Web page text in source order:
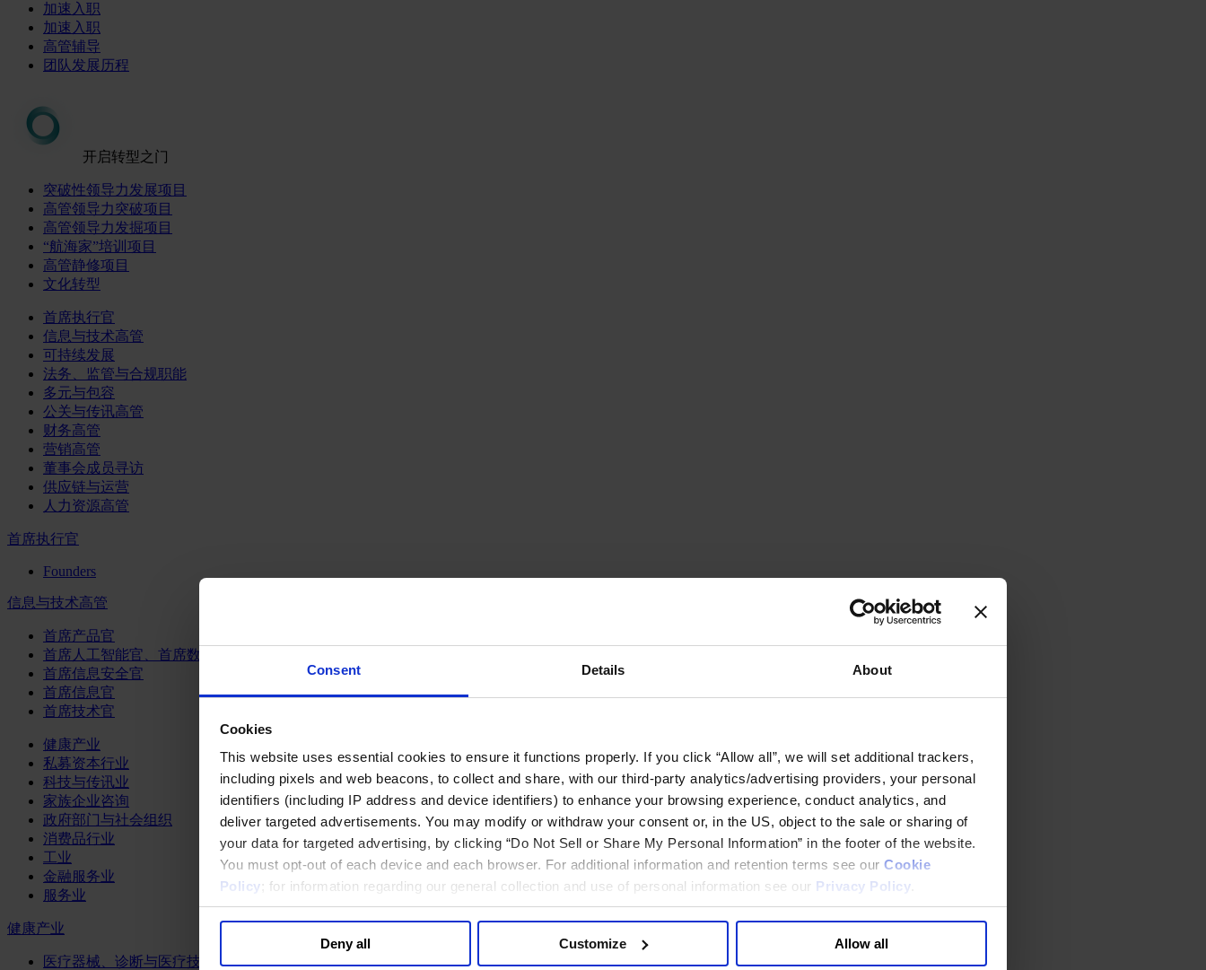
Consent Details About
Cookies
This website uses essential cookies to ensure it functions properly. If you click “Allow all”, we will set additional trackers,
including pixels and web beacons, to collect and share, with our third-party analytics/advertising providers, your personal
identifiers (including IP address and device identifiers) to enhance your browsing experience, conduct analytics, and
deliver targeted advertisements. You may modify or withdraw your consent or, in the US, object to the sale or sharing of
your data for targeted advertising, by clicking “Do Not Sell or Share My Personal Information” in the footer of the website.
You must opt-out of each device and each browser. For additional information and retention terms see our Cookie
Policy; for information regarding our general collection and use of personal information see our Privacy Policy
Deny all Customize Allow all
加速入职
加速入职
高管辅导
团队发展历程
开启转型之门
突破性领导力发展项目
高管领导力突破项目
高管领导力发掘项目
“航海家”培训项目
高管静修项目
文化转型
首席执行官
信息与技术高管
可持续发展
法务、监管与合规职能
多元与包容
公关与传讯高管
财务高管
营销高管
董事会成员寻访
供应链与运营
人力资源高管
首席执行官
Founders
信息与技术高管
首席产品官
首席人工智能官、首席数据官和首席数据解析官
首席信息安全官
首席信息官
首席技术官
健康产业
私募资本行业
科技与传讯业
家族企业咨询
政府部门与社会组织
消费品行业
工业
金融服务业
服务业
健康产业
医疗器械、诊断与医疗技术